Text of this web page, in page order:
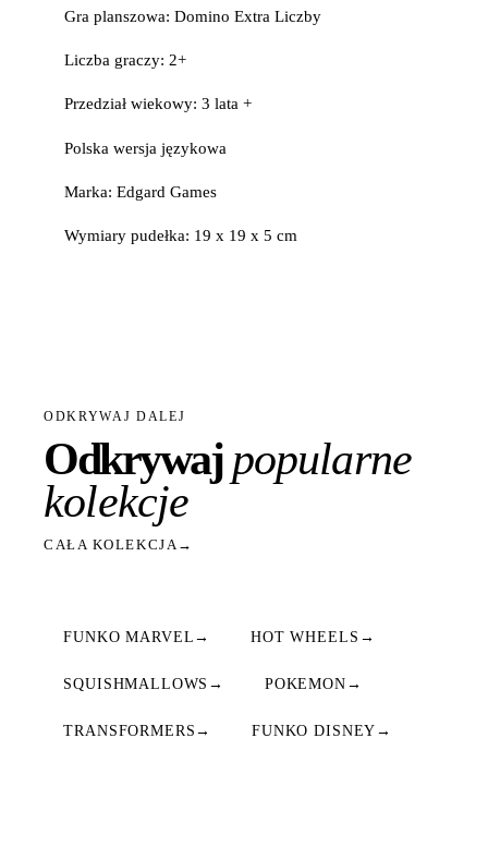
Gra planszowa: Domino Extra Liczby
Liczba graczy: 2+
Przedział wiekowy: 3 lata +
Polska wersja językowa
Marka: Edgard Games
Wymiary pudełka: 19 x 19 x 5 cm
ODKRYWAJ DALEJ
Odkrywajpopularne
kolekcje
CAŁA KOLEKCJA→
FUNKO MARVEL → HOT WHEELS →
SQUISHMALLOWS → POKEMON →
TRANSFORMERS → FUNKO DISNEY →